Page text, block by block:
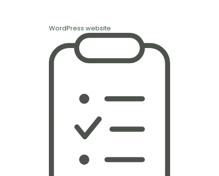
WordPress website